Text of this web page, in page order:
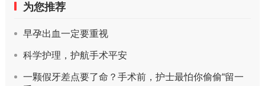
为您推荐
早孕出血一定要重视
科学护理，护航手术平安
一颗假牙差点要了命？手术前，护士最怕你偷偷“留一